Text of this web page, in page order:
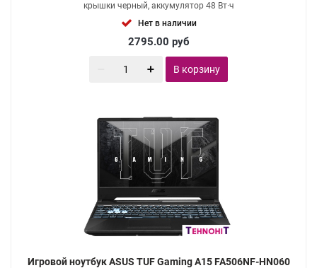
крышки черный, аккумулятор 48 Вт·ч
Нет в наличии
2795.00 руб
В корзину
Игровой ноутбук ASUS TUF Gaming A15 FA506NF-HN060